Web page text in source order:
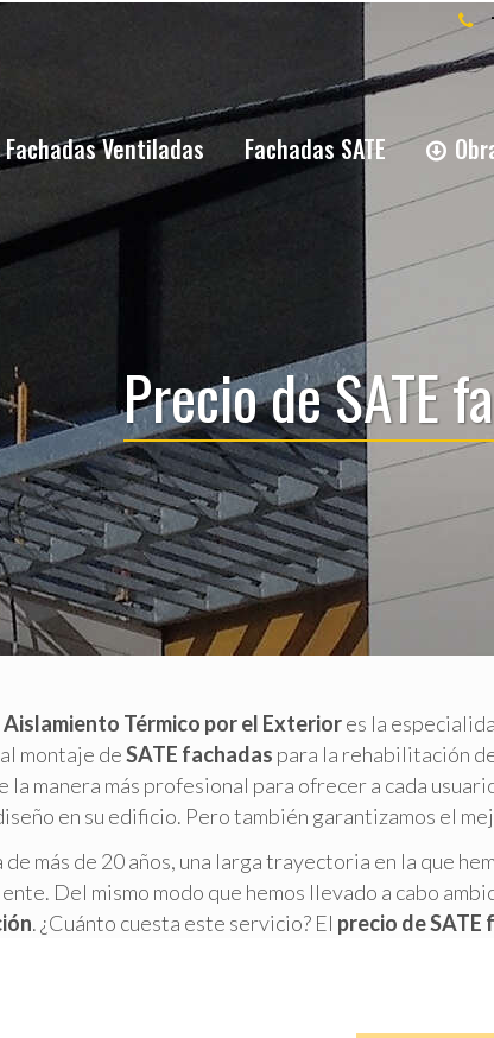
Fachadas Ventiladas Fachadas SATE
Precio de SATE
Aislamiento Térmico por el Exteriores la
montaje deSATE fachadas para la rehabilitación
la manera más profesional para ofrecer a cada
en su edificio. Pero también garantizamos el
más de 20 años, una larga trayectoria en la que
Del mismo modo que hemos llevado a cabo
. ¿Cuánto cuesta este servicio? El precio de SATE